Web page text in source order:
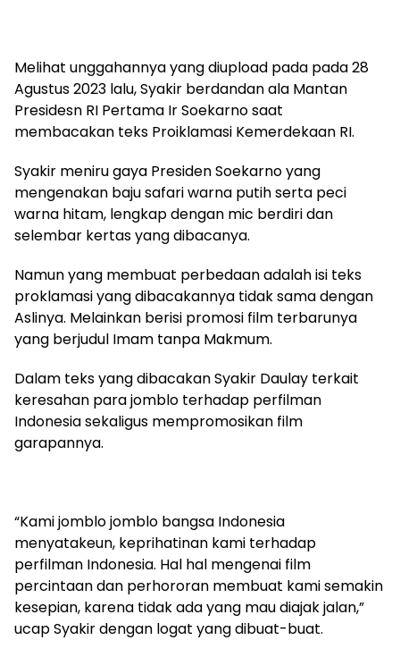
Melihat unggahannya yang diupload pada pada 28
Agustus 2023 lalu, Syakir berdandan ala Mantan
Presidesn RI Pertama Ir Soekarno saat
membacakan teks Proiklamasi Kemerdekaan RI.
Syakir meniru gaya Presiden Soekarno yang
mengenakan baju safari warna putih serta peci
warna hitam, lengkap dengan mic berdiri dan
selembar kertas yang dibacanya.
Namun yang membuat perbedaan adalah isi teks
proklamasi yang dibacakannya tidak sama dengan
Aslinya. Melainkan berisi promosi film terbarunya
yang berjudul Imam tanpa Makmum.
Dalam teks yang dibacakan Syakir Daulay terkait
keresahan para jomblo terhadap perfilman
Indonesia sekaligus mempromosikan film
garapannya.
“Kami jomblo jomblo bangsa Indonesia
menyatakeun, keprihatinan kami terhadap
perfilman Indonesia. Hal hal mengenai film
percintaan dan perhororan membuat kami semakin
kesepian, karena tidak ada yang mau diajak jalan,”
ucap Syakir dengan logat yang dibuat-buat.